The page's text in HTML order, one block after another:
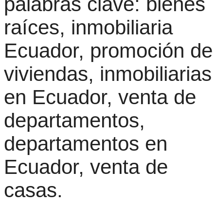
raíces, inmobiliaria
Ecuador, promoción de
viviendas, inmobiliarias
en Ecuador, venta de
departamentos,
departamentos en
Ecuador, venta de
casas.